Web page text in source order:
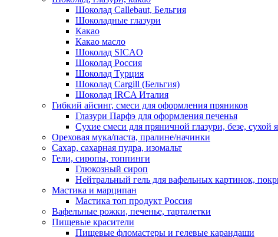
Шоколад Callebaut, Бельгия
Шоколадные глазури
Какао
Какао масло
Шоколад SICAO
Шоколад Россия
Шоколад Турция
Шоколад Cargill (Бельгия)
Шоколад IRCA Италия
Гибкий айсинг, смеси для оформления пряников
Глазури Парфэ для оформления печенья
Сухие смеси для пряничной глазури, безе, сухой
Ореховая мука/паста, пралине/начинки
Сахар, сахарная пудра, изомальт
Гели, сиропы, топпинги
Глюкозный сироп
Нейтральный гель для вафельных картинок,
Мастика и марципан
Мастика топ продукт Россия
Вафельные рожки, печенье, тарталетки
Пищевые красители
Пищевые фломастеры и гелевые карандаши